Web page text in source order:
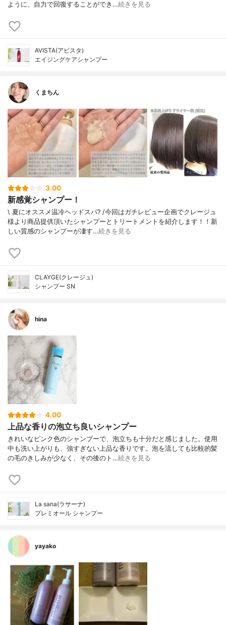
ように、自力で回復することができ…続きを見る
AVISTA(アビスタ)
エイジングケアシャンプー
くまちん
3.00
新感覚シャンプー！
\ 夏にオススメ温冷ヘッドスパ? /今回はガチレビュー企画でクレージュ
様より商品提供頂いたシャンプーとトリートメントを紹介します！！新
しい質感のシャンプーが凄す…続きを見る
CLAYGE(クレージュ)
シャンプー SN
hina
4.00
上品な香りの泡立ち良いシャンプー
きれいなピンク色のシャンプーで、泡立ちも十分だと感じました。使用
中も洗い上がりも、強すぎない上品な香りです。泡を流しても比較的髪
の毛のきしみが少なく、その後のト…続きを見る
La sana(ラサーナ)
プレミオール シャンプー
yayako